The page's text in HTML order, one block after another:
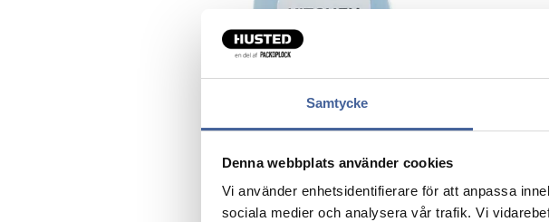
Samtycke
Denna webbplats använder cookies
Vi använder enhetsidentifierare för att anpassa
sociala medier och analysera vår trafik. Vi